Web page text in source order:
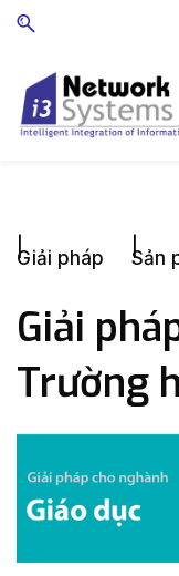
Skip
search
Skip
main
content
Giải pháp Sản
Giải
Trường